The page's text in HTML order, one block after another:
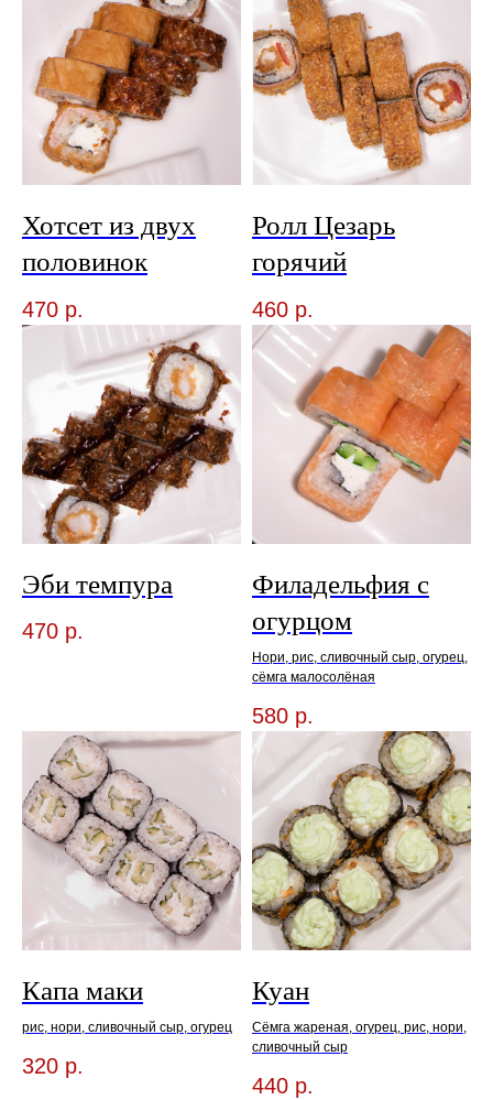
Хотсет из двух
половинок
470 р.
Ролл Цезарь
горячий
460 р.
Эби темпура
470 р.
Филадельфия с
огурцом
Нори, рис, сливочный сыр, огурец,
сёмга малосолёная
580 р.
Капа маки
рис, нори, сливочный сыр, огурец
320 р.
Куан
Сёмга жареная, огурец, рис, нори,
сливочный сыр
440 р.